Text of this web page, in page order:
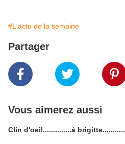
#L'actu de la semaine
Partager
Vous aimerez aussi
Clin d'oeil..............à brigitte...........